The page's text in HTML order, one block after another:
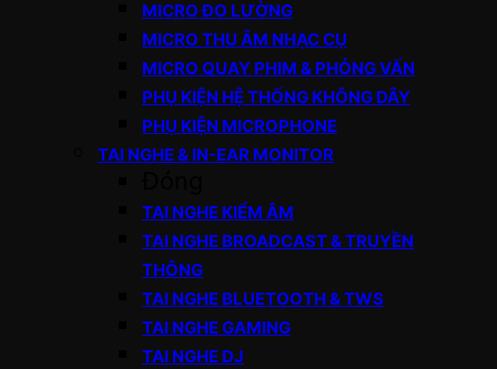
MICRO ĐO LƯỜNG
MICRO THU ÂM NHẠC CỤ
MICRO QUAY PHIM & PHỎNG VẤN
PHỤ KIỆN HỆ THỐNG KHÔNG DÂY
PHỤ KIỆN MICROPHONE
TAI NGHE & IN-EAR MONITOR
TAI NGHE KIỂM ÂM
TAI NGHE BROADCAST & TRUYỀN
THÔNG
TAI NGHE BLUETOOTH & TWS
TAI NGHE GAMING
TAI NGHE DJ